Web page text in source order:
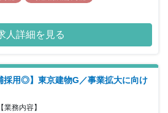
人詳細を見る
採用◎】東京建物G／事業拡大に向け
【業務内容】